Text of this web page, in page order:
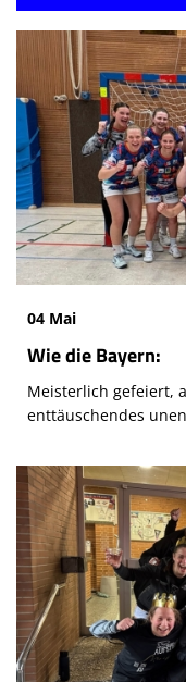
04 Mai
Wie die Bayern:
Meisterlich gefeiert,
enttäuschendes